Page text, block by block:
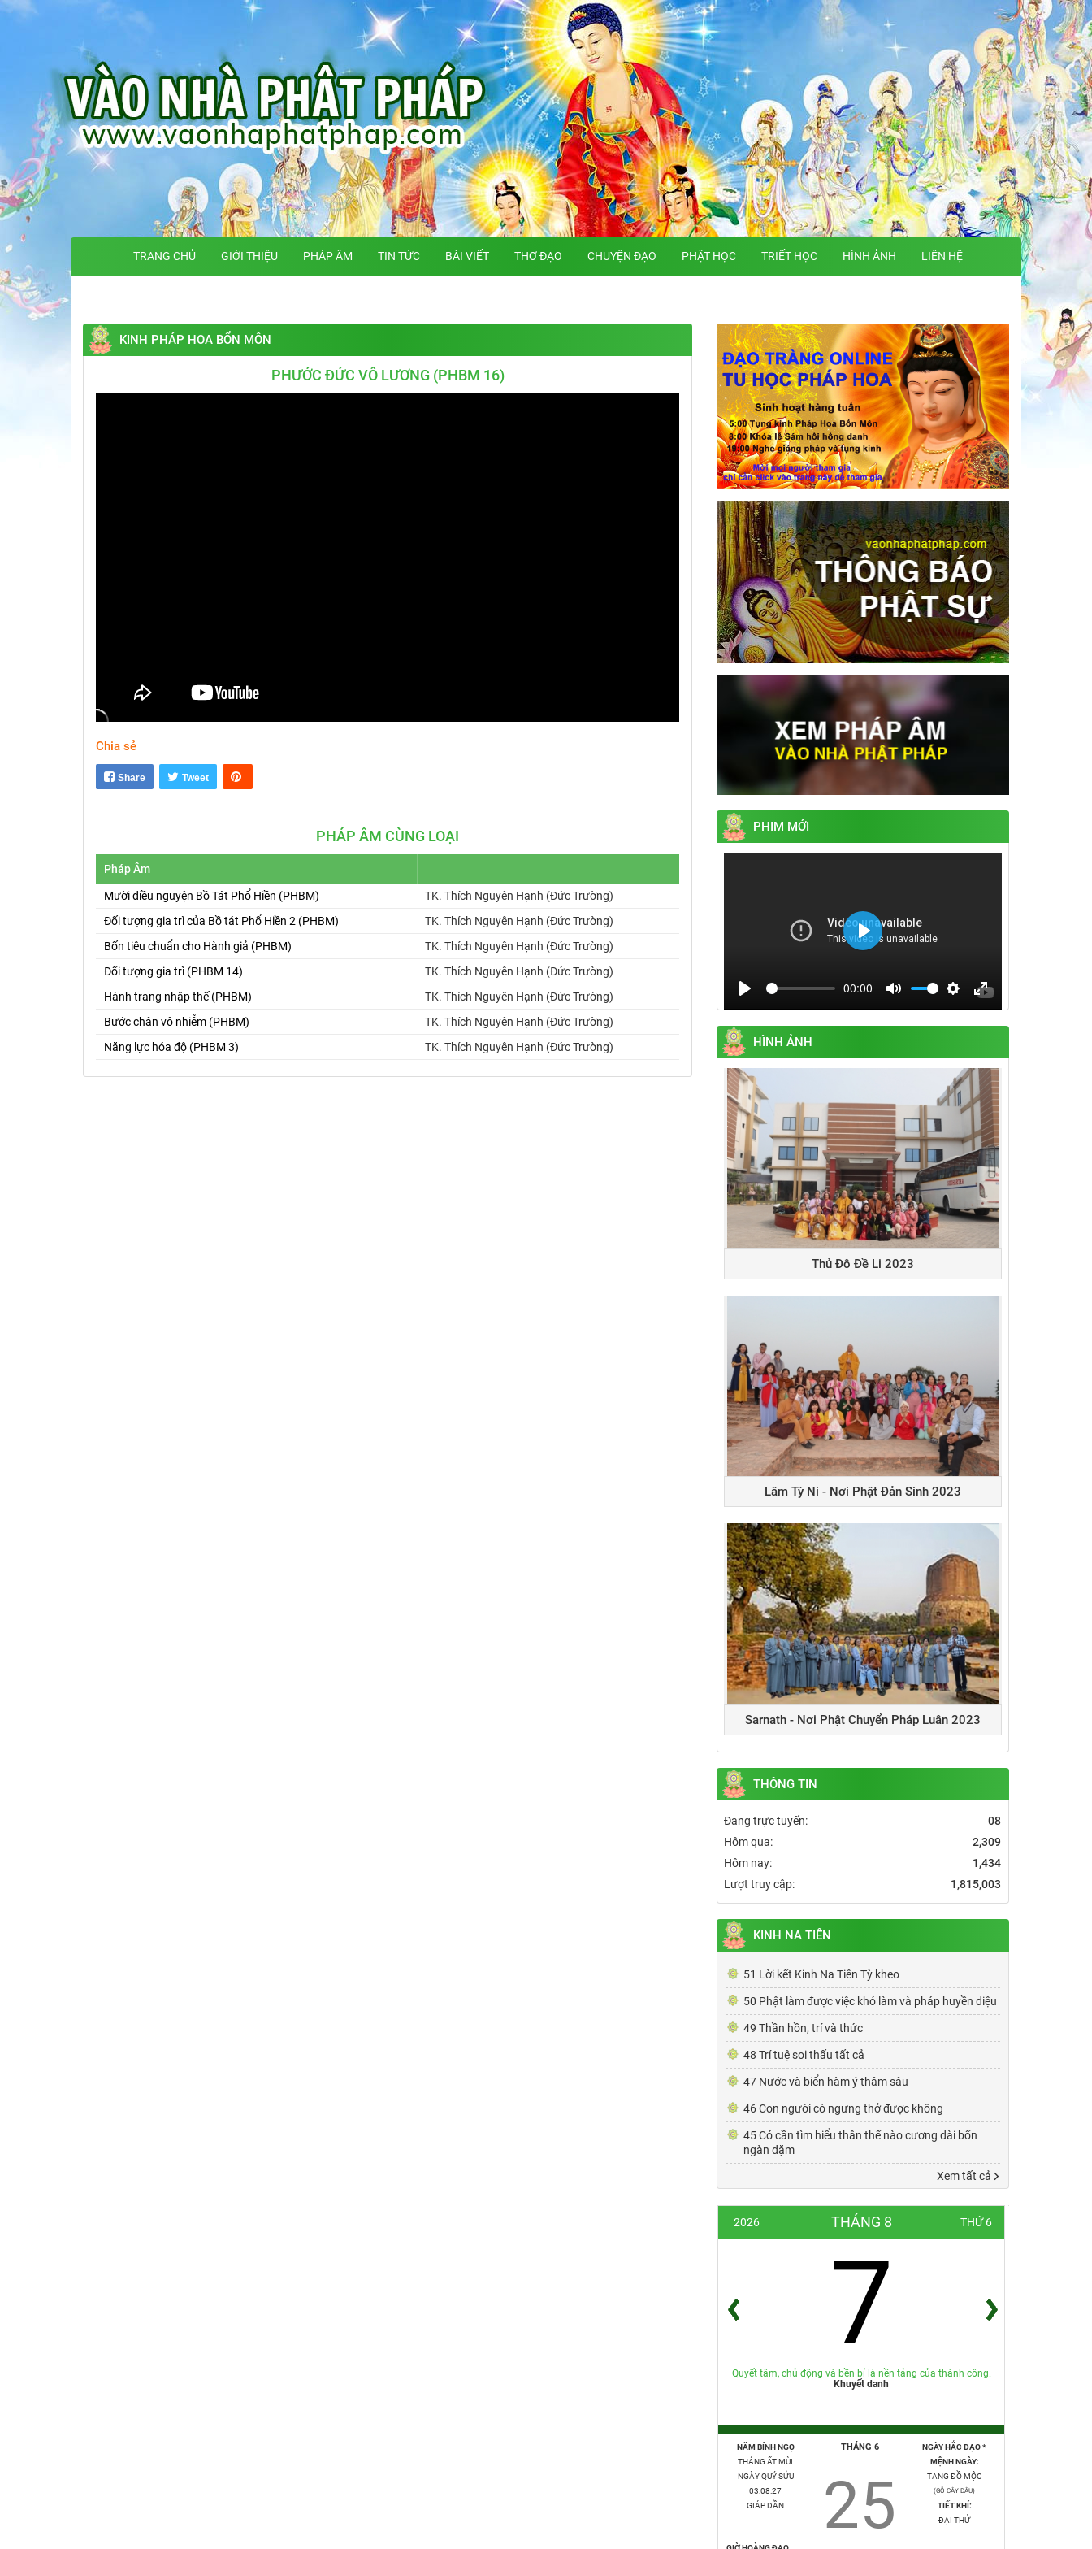
TRANG CHỦ GIỚI THIỆU PHÁP ÂM TIN TỨC BÀI VIẾT THƠ ĐẠO CHUYỆN ĐẠO PHẬT HỌC TRIẾT HỌC HÌNH ẢNH LIÊN HỆ
KINH PHÁP HOA BỔN MÔN
PHƯỚC ĐỨC VÔ LƯƠNG (PHBM 16)
Chia sẻ
Share Tweet
PHÁP ÂM CÙNG LOẠI
Pháp Âm
Mười điều nguyện Bồ Tát Phổ Hiền (PHBM)
TK. Thích Nguyên Hạnh (Đức Trường)
Đối tượng gia trì của Bồ tát Phổ Hiền 2 (PHBM)
TK. Thích Nguyên Hạnh (Đức Trường)
Bốn tiêu chuẩn cho Hành giả (PHBM)
TK. Thích Nguyên Hạnh (Đức Trường)
Đối tượng gia trì (PHBM 14)
TK. Thích Nguyên Hạnh (Đức Trường)
Hành trang nhập thế (PHBM)
TK. Thích Nguyên Hạnh (Đức Trường)
Bước chân vô nhiễm (PHBM)
TK. Thích Nguyên Hạnh (Đức Trường)
Năng lực hóa độ (PHBM 3)
TK. Thích Nguyên Hạnh (Đức Trường)
PHIM MỚI
00:00
fullscreen
Play
HÌNH ẢNH
Thủ Đô Đề Li 2023
Lâm Tỳ Ni - Nơi Phật Đản Sinh 2023
Sarnath - Nơi Phật Chuyển Pháp Luân 2023
THÔNG TIN
Đang trực tuyến:
08
Hôm qua:
2,309
Hôm nay:
1,434
Lượt truy cập:
1,815,003
KINH NA TIÊN
51 Lời kết Kinh Na Tiên Tỳ kheo
50 Phật làm được việc khó làm và pháp huyền diệu
49 Thần hồn, trí và thức
48 Trí tuệ soi thấu tất cả
47 Nước và biển hàm ý thâm sâu
46 Con người có ngưng thở được không
45 Có cần tìm hiểu thân thế nào cương dài bốn
ngàn dặm
Xem tất cả
2026 THÁNG 8 THỨ 6
7
Quyết tâm, chủ động và bền bỉ là nền tảng của thành công.
Khuyết danh
NĂM BÍNH NGỌ
THÁNG ẤT MÙI
NGÀY QUÝ SỬU
03:08:28
GIÁP DẦN
THÁNG 6
25
NGÀY HẮC ĐẠO *
MỆNH NGÀY:
TANG ĐỒ MỘC
(GỖ CÂY DÂU)
TIẾT KHÍ:
ĐẠI THỬ